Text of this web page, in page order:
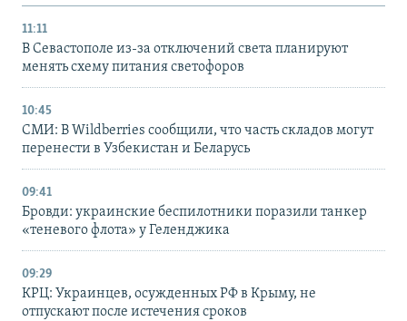
11:11
В Севастополе из-за отключений света планируют
менять схему питания светофоров
10:45
СМИ: В Wildberries сообщили, что часть складов могут
перенести в Узбекистан и Беларусь
09:41
Бровди: украинские беспилотники поразили танкер
«теневого флота» у Геленджика
09:29
КРЦ: Украинцев, осужденных РФ в Крыму, не
отпускают после истечения сроков